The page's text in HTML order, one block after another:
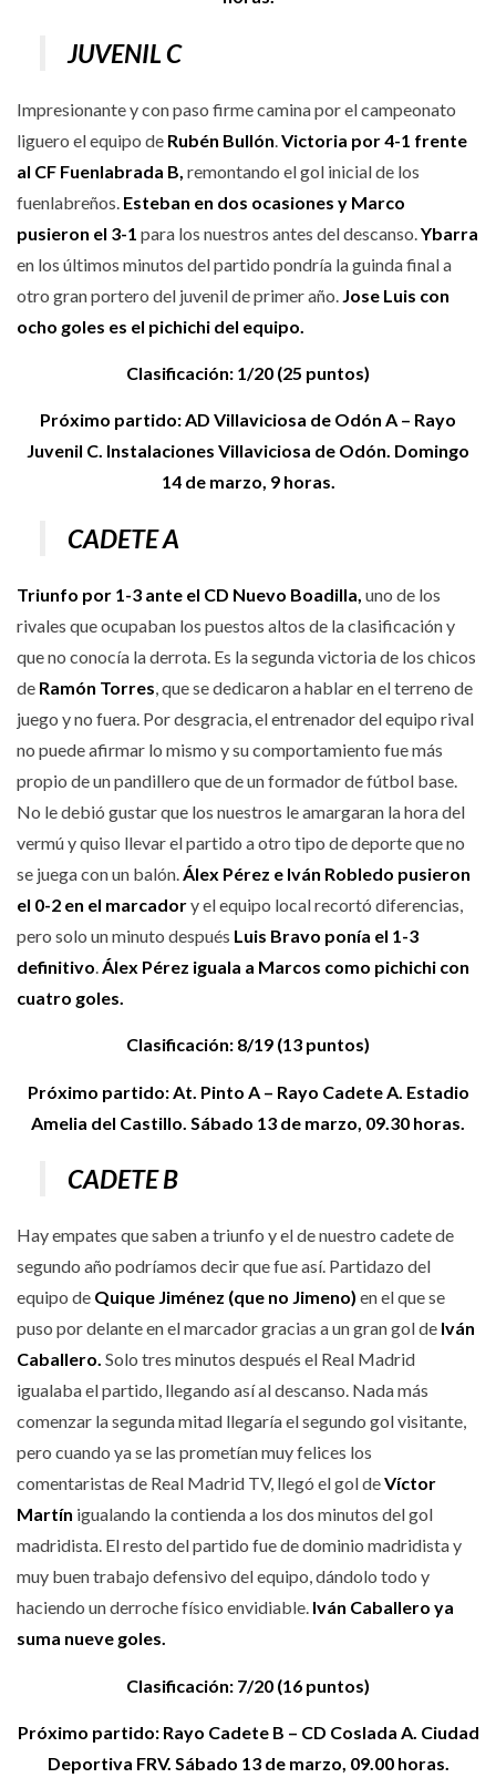
JUVENIL C
Impresionante y con paso firme camina por el campeonato
liguero el equipo de Rubén Bullón Victoria por 4-1 frente
al CF Fuenlabrada B, remontando el gol inicial de los
fuenlabreños. Esteban en dos ocasiones y Marco
pusieron el 3-1 para los nuestros antes del descanso. Ybarra
en los últimos minutos del partido pondría la guinda final a
otro gran portero del juvenil de primer año. Jose Luis con
ocho goles es el pichichi del equipo.
Clasificación: 1/20 (25 puntos)
Próximo partido: AD Villaviciosa de Odón A – Rayo
Juvenil C. Instalaciones Villaviciosa de Odón. Domingo
14 de marzo, 9 horas.
CADETE A
Triunfo por 1-3 ante el CD Nuevo Boadilla, uno de los
rivales que ocupaban los puestos altos de la clasificación y
que no conocía la derrota. Es la segunda victoria de los chicos
de Ramón Torres, que se dedicaron a hablar en el terreno de
juego y no fuera. Por desgracia, el entrenador del equipo rival
no puede afirmar lo mismo y su comportamiento fue más
propio de un pandillero que de un formador de fútbol base.
No le debió gustar que los nuestros le amargaran la hora del
vermú y quiso llevar el partido a otro tipo de deporte que no
se juega con un balón.Álex Pérez e Iván Robledo pusieron
el 0-2 en el marcadory el equipo local recortó diferencias,
pero solo un minuto después Luis Bravo ponía el 1-3
definitivo.Álex Pérez iguala a Marcos como pichichi con
cuatro goles.
Clasificación: 8/19 (13 puntos)
Próximo partido: At. Pinto A – Rayo Cadete A. Estadio
Amelia del Castillo. Sábado 13 de marzo, 09.30 horas.
CADETE B
Hay empates que saben a triunfo y el de nuestro cadete de
segundo año podríamos decir que fue así. Partidazo del
equipo de Quique Jiménez (que no Jimeno) en el que se
puso por delante en el marcador gracias a un gran gol de Iván
Caballero. Solo tres minutos después el Real Madrid
igualaba el partido, llegando así al descanso. Nada más
comenzar la segunda mitad llegaría el segundo gol visitante,
pero cuando ya se las prometían muy felices los
comentaristas de Real Madrid TV, llegó el gol deVíctor
Martín igualando la contienda a los dos minutos del gol
madridista. El resto del partido fue de dominio madridista y
muy buen trabajo defensivo del equipo, dándolo todo y
haciendo un derroche físico envidiable. Iván Caballero ya
suma nueve goles.
Clasificación: 7/20 (16 puntos)
Próximo partido: Rayo Cadete B – CD Coslada A. Ciudad
Deportiva FRV. Sábado 13 de marzo, 09.00 horas.